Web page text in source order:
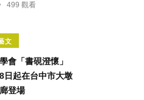
499 觀看
文
會「書硯澄懷」
日起在台中市大墩
登場